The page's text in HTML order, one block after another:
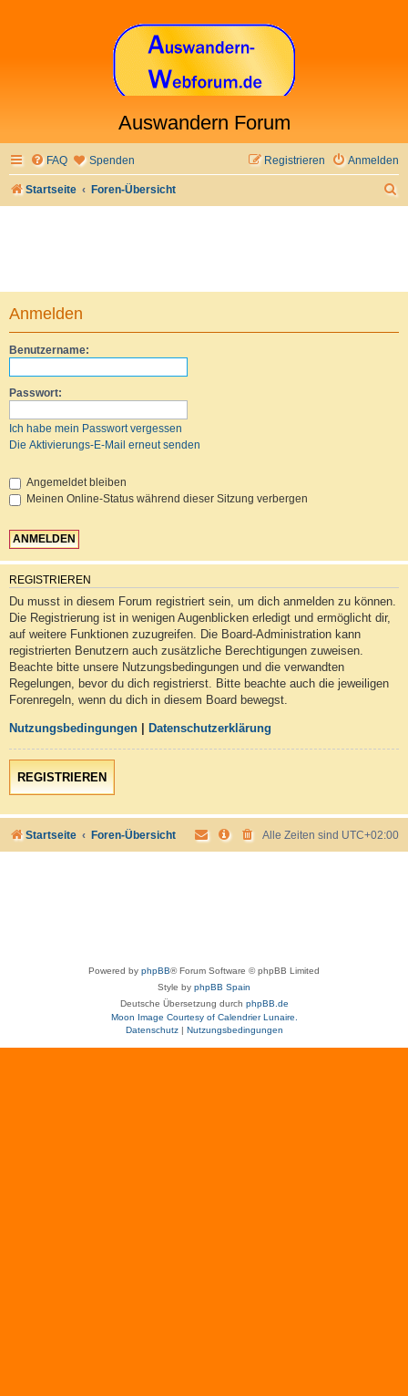
Auswandern Forum
FAQ Spenden Anmelden
Registrieren
Startseite Foren-Übersicht
Anmelden
Benutzername:
Passwort:
Ich habe mein Passwort vergessen
Die Aktivierungs-E-Mail erneut senden
Angemeldet bleiben
Meinen Online-Status während dieser Sitzung verbergen
REGISTRIEREN
Du musst in diesem Forum registriert sein, um dich anmelden zu können.
Die Registrierung ist in wenigen Augenblicken erledigt und ermöglicht dir,
auf weitere Funktionen zuzugreifen. Die Board-Administration kann
registrierten Benutzern auch zusätzliche Berechtigungen zuweisen.
Beachte bitte unsere Nutzungsbedingungen und die verwandten
Regelungen, bevor du dich registrierst. Bitte beachte auch die jeweiligen
Forenregeln, wenn du dich in diesem Board bewegst.
Nutzungsbedingungen Datenschutzerklärung
REGISTRIEREN
Startseite Foren-Übersicht Alle Zeiten sind UTC+02:00
Powered by phpBB® Forum Software © phpBB Limited
Style by phpBB Spain
Deutsche Übersetzung durch phpBB.de
Moon Image Courtesy of Calendrier Lunaire.
Datenschutz| Nutzungsbedingungen